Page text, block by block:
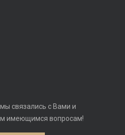
связались с Вами и
имеющимся вопросам!